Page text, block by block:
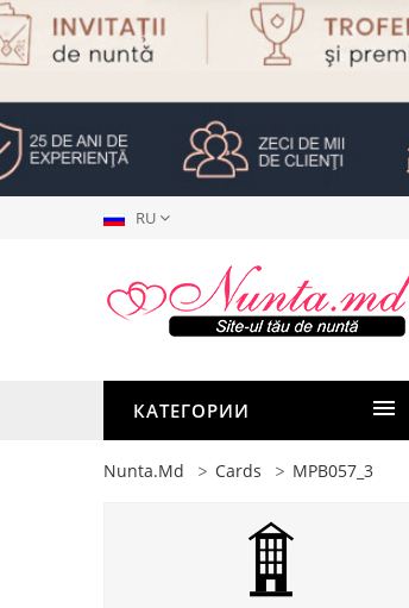
RU
КАТЕГОРИИ
Nunta.md Cards MPB057_3